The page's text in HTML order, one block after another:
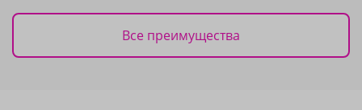
Все преимущества